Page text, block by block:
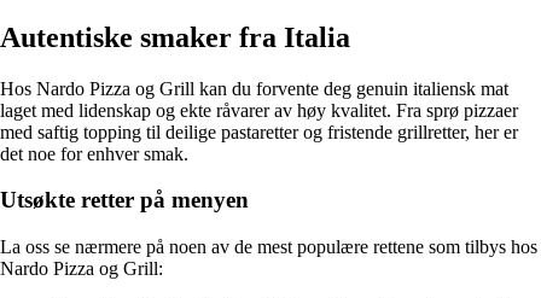
Autentiske smaker fra Italia
Hos Nardo Pizza og Grill kan du forvente deg genuin italiensk mat
laget med lidenskap og ekte råvarer av høy kvalitet. Fra sprø pizzaer
med saftig topping til deilige pastaretter og fristende grillretter, her er
det noe for enhver smak.
Utsøkte retter på menyen
La oss se nærmere på noen av de mest populære rettene som tilbys hos
Nardo Pizza og Grill: